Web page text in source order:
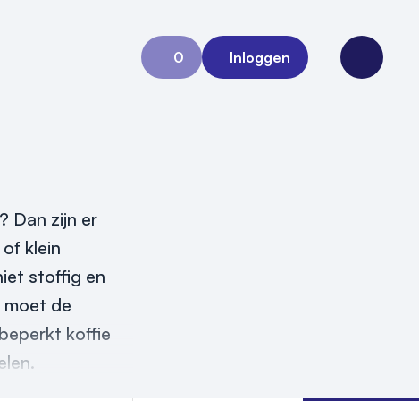
0
Aanvraag 0
Inloggen
Open
Dan zijn er
klein
stoffig en
moet de
koffie